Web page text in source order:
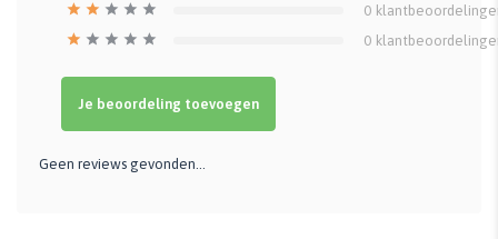
0
0
Je beoordeling toevoegen
Geen reviews gevonden...